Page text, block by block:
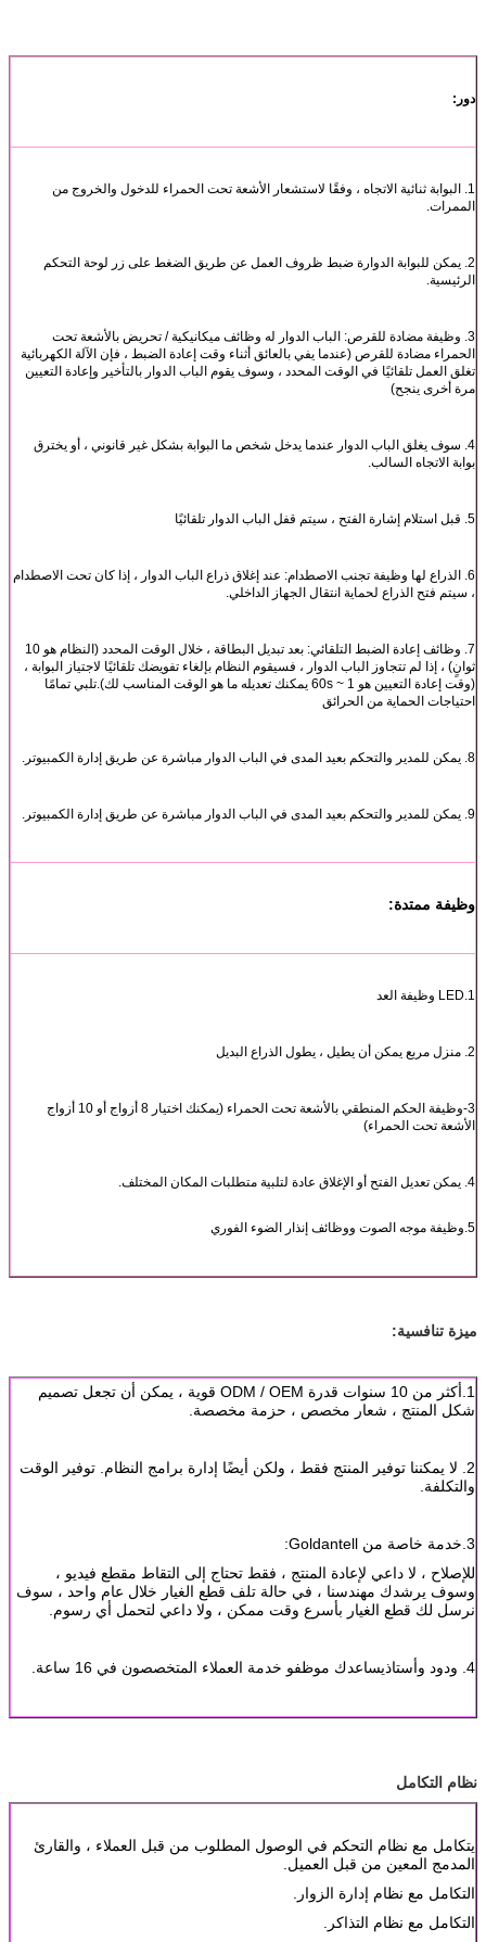
دور:
1. البوابة ثنائية الاتجاه ، وفقًا لاستشعار الأشعة تحت الحمراء للدخول والخروج من
الممرات.
2. يمكن للبوابة الدوارة ضبط ظروف العمل عن طريق الضغط على زر لوحة التحكم
الرئيسية.
3. وظيفة مضادة للقرص: الباب الدوار له وظائف ميكانيكية / تحريض بالأشعة تحت
الحمراء مضادة للقرص (عندما يفي بالعائق أثناء وقت إعادة الضبط ، فإن الآلة الكهربائية
تغلق العمل تلقائيًا في الوقت المحدد ، وسوف يقوم الباب الدوار بالتأخير وإعادة التعيين
مرة أخرى ينجح)
4. سوف يغلق الباب الدوار عندما يدخل شخص ما البوابة بشكل غير قانوني ، أو يخترق
بوابة الاتجاه السالب.
5. قبل استلام إشارة الفتح ، سيتم قفل الباب الدوار تلقائيًا
6. الذراع لها وظيفة تجنب الاصطدام: عند إغلاق ذراع الباب الدوار ، إذا كان تحت الاصطدام
، سيتم فتح الذراع لحماية انتقال الجهاز الداخلي.
7. وظائف إعادة الضبط التلقائي: بعد تبديل البطاقة ، خلال الوقت المحدد (النظام هو 10
ثوانٍ) ، إذا لم تتجاوز الباب الدوار ، فسيقوم النظام بإلغاء تفويضك تلقائيًا لاجتياز البوابة ،
(وقت إعادة التعيين هو 1 ~ 60s يمكنك تعديله ما هو الوقت المناسب لك).تلبي تمامًا
احتياجات الحماية من الحرائق
8. يمكن للمدير والتحكم بعيد المدى في الباب الدوار مباشرة عن طريق إدارة الكمبيوتر.
9. يمكن للمدير والتحكم بعيد المدى في الباب الدوار مباشرة عن طريق إدارة الكمبيوتر.
وظيفة ممتدة:
1.LED وظيفة العد
2. منزل مربع يمكن أن يطيل ، يطول الذراع البديل
3-وظيفة الحكم المنطقي بالأشعة تحت الحمراء (يمكنك اختيار 8 أزواج أو 10 أزواج
الأشعة تحت الحمراء)
4. يمكن تعديل الفتح أو الإغلاق عادة لتلبية متطلبات المكان المختلف.
5.وظيفة موجه الصوت ووظائف إنذار الضوء الفوري
ميزة تنافسية:
1.أكثر من 10 سنوات قدرة ODM / OEM قوية ، يمكن أن تجعل تصميم
شكل المنتج ، شعار مخصص ، حزمة مخصصة.
2.
لا يمكننا توفير المنتج فقط ، ولكن أيضًا إدارة برامج النظام. توفير الوقت
والتكلفة.
3.خدمة خاصة من Goldantell:
للإصلاح ، لا داعي لإعادة المنتج ، فقط تحتاج إلى التقاط مقطع فيديو ،
وسوف يرشدك مهندسنا ، في حالة تلف قطع الغيار خلال عام واحد ، سوف
نرسل لك قطع الغيار بأسرع وقت ممكن ، ولا داعي لتحمل أي رسوم.
4. ودود وأستاذ يساعدك موظفو خدمة العملاء المتخصصون في 16 ساعة.
نظام التكامل
يتكامل مع نظام التحكم في الوصول المطلوب من قبل العملاء ، والقارئ
المدمج المعين من قبل العميل.
التكامل مع نظام إدارة الزوار.
التكامل مع نظام التذاكر.